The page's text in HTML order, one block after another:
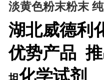
淡黄色粉末粉末
湖北威德利
优势产品
化学试剂